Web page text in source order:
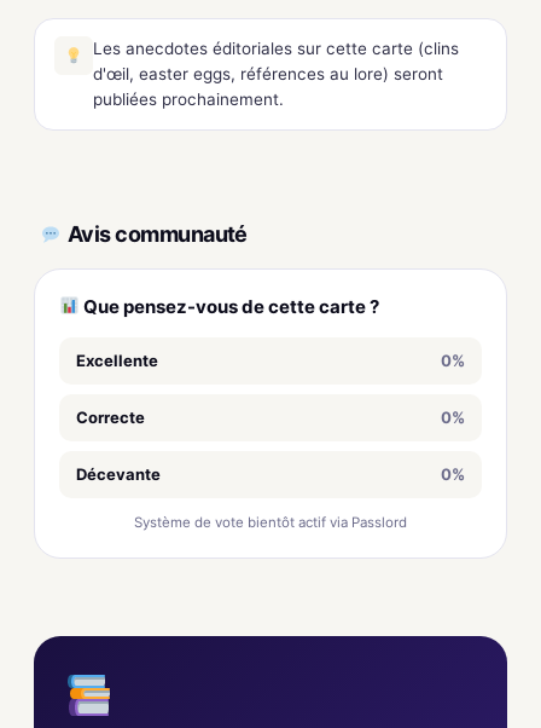
Les anecdotes éditoriales sur cette carte (clins
d'œil, easter eggs, références au lore) seront
publiées prochainement.
Avis communauté
Que pensez-vous de cette carte ?
Excellente 0%
Correcte 0%
Décevante 0%
Système de vote bientôt actif via Passlord